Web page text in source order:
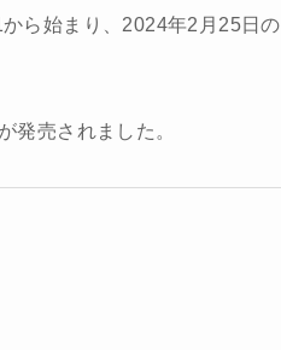
ら始まり、2024年2月25日の
発売されました。